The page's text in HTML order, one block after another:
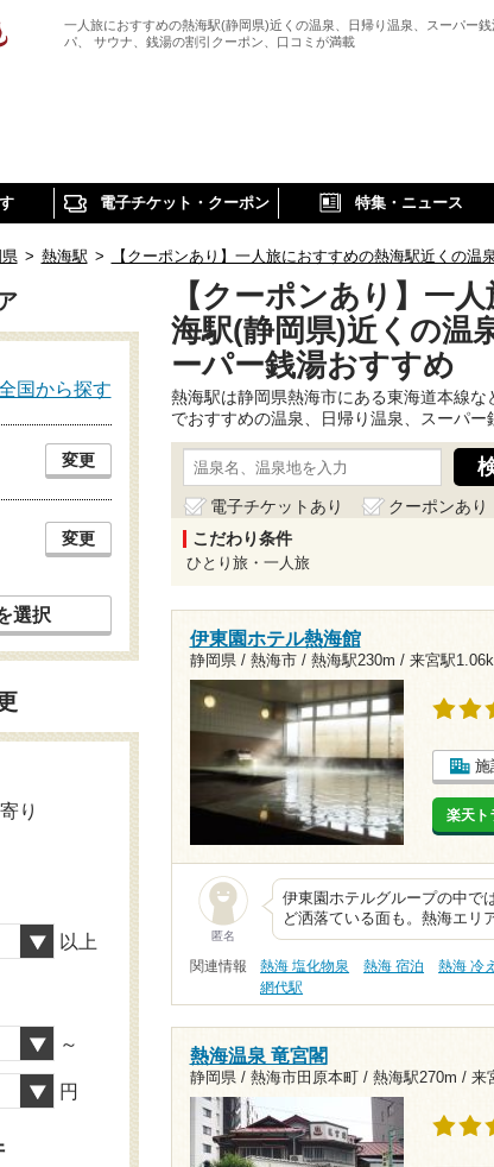
一人旅におすすめの熱海駅(静岡県)近くの温泉、日帰り温泉、スーパー銭
パ、 サウナ、銭湯の割引クーポン、口コミが満載
電子チケット・クーポン 特集・ニュース
> 熱海駅 > 【クーポンあり】一人旅におすすめの熱海駅近くの温
【クーポンあり】一
海駅(静岡県)近くの温
ーパー銭湯おすすめ
熱海駅は静岡県熱海市にある東海道本線
でおすすめの温泉、日帰り温泉、スーパー
電子チケットあり クーポンあり
こだわり条件
ひとり旅・一人旅
伊東園ホテル熱海館
静岡県 / 熱海市 / 熱海駅230m / 来宮駅
施
楽天ト
匿名
伊東園ホテルグループの中で
ど洒落ている面も。熱海エリ
関連情報 熱海 塩化物泉 熱海 宿泊 熱海 冷
網代駅
熱海温泉 竜宮閣
静岡県 / 熱海市田原本町 / 熱海駅270m / 来
国から探す
変更
変更
選択
り
以上
～
円